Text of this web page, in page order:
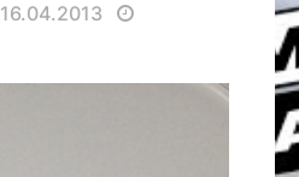
16.04.2013